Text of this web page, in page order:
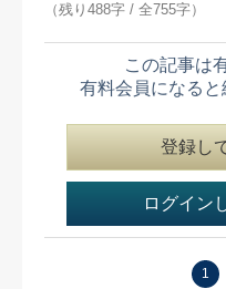
（残り488字 / 全755字）
この記事は
有料会員になると
登録し
ログイン
1